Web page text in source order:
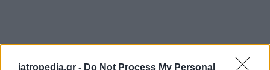
iatropedia.gr - Do Not Process My Personal